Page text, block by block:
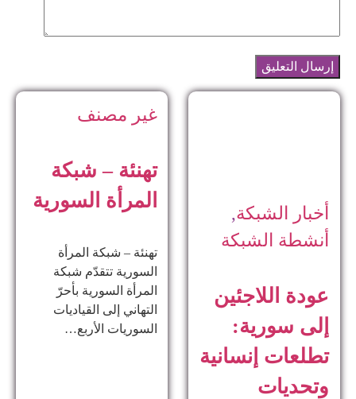
أخبار الشبكة,
أنشطة الشبكة
عودة اللاجئين
إلى سورية:
تطلعات إنسانية
وتحديات
غير مصنف
تهنئة – شبكة
المرأة السورية
تهنئة – شبكة المرأة
السورية تتقدّم شبكة
المرأة السورية بأحرّ
التهاني إلى القياديات
السوريات الأربع…